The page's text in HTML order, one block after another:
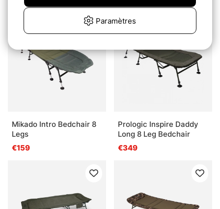
Mikado Intro Bedchair 8
Legs
€159
Prologic Inspire Daddy
Long 8 Leg Bedchair
€349
Paramètres